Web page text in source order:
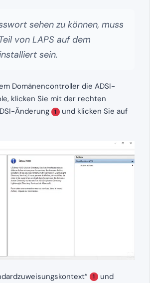
sehen zu können, muss
von LAPS auf dem
sein.
Domänencontroller die ADSI-
klicken Sie mit der rechten
Änderung
1 und klicken Sie auf
1 und